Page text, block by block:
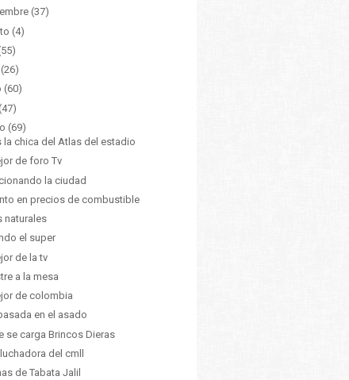
(37)
(4)
(26)
(60)
(69)
la chica del Atlas del estadio
de foro Tv
la ciudad
en precios de combustible
naturales
el super
de la tv
a la mesa
de colombia
en el asado
se carga Brincos Dieras
del cmll
de Tabata Jalil